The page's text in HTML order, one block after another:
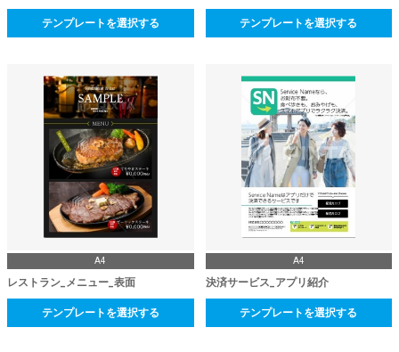
テンプレートを選択する テンプレートを選択する
A4
レストラン_メニュー_表面
テンプレートを選択する
A4
決済サービス_アプリ紹介
テンプレートを選択する